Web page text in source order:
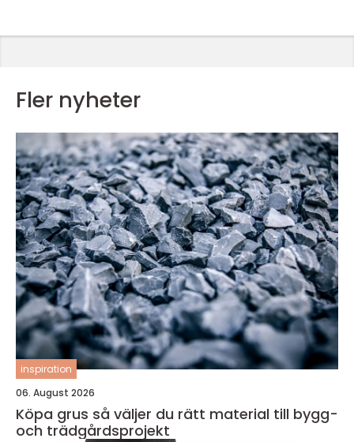
Fler nyheter
inspiration
06. August 2026
Köpa grus så väljer du rätt material till bygg-
och trädgårdsprojekt